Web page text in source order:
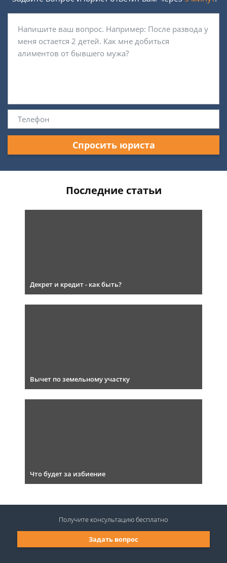
Спросить юриста
Последние статьи
Декрет и кредит - как быть?
Вычет по земельному участку
Что будет за избиение
Задать вопрос
Получите консультациюбесплатно